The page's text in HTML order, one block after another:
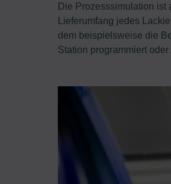
Die Prozesssimulation ist
Lieferumfang jedes
dem beispielsweise die
Station programmiert